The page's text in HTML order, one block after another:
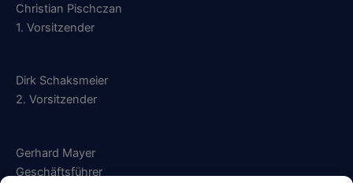
Christian Pischczan
1. Vorsitzender
Dirk Schaksmeier
2. Vorsitzender
Gerhard Mayer
Geschäftsführer